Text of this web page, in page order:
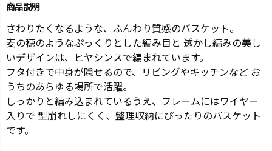
商品説明
さわりたくなるような、ふんわり質感のバスケット。
麦の穂のようなぷっくりとした編み目と 透かし編みの美し
いデザインは、ヒヤシンスで編まれています。
フタ付きで中身が隠せるので、リビングやキッチンなど お
うちのあらゆる場所で活躍。
しっかりと編み込まれているうえ、フレームにはワイヤー
入りで 型崩れしにくく、整理収納にぴったりのバスケット
です。